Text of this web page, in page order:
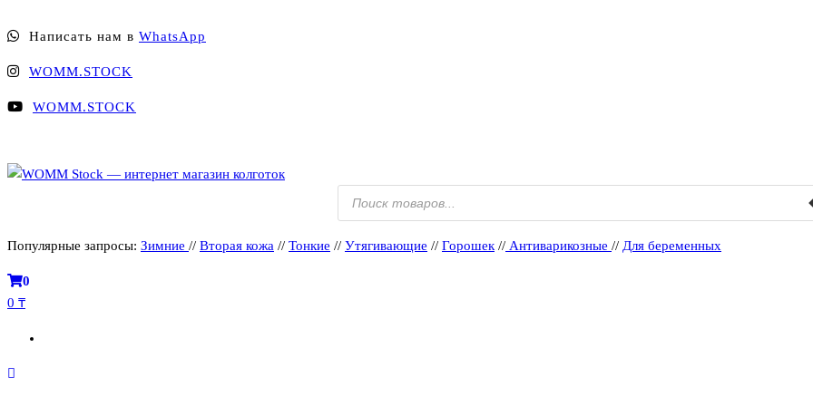
к
Написать нам в WhatsApp
WOMM.STOCK
WOMM.STOCK
Колготки MANZI, Naja Street тонкие, фантазийные, чулки, лосины
Поиск
товаров
Популярные запросы: Зимние // Вторая кожа // Тонкие // Утягивающие // Горошек // Антиварикозные // Для беременных
0
0 ₸